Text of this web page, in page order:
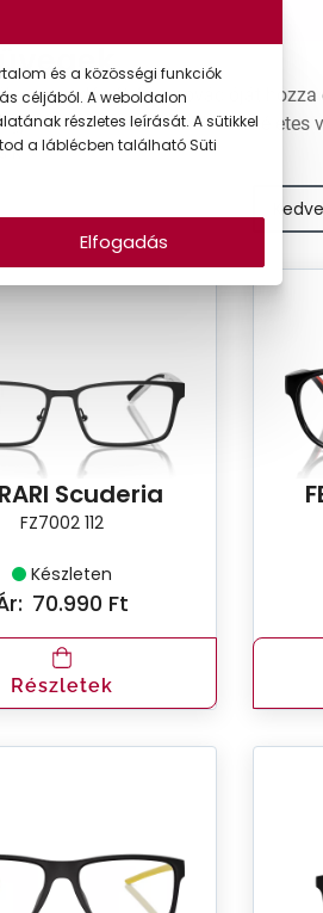
szenvedélyét és innovációját
is biztosítanak – tökéletes
Scuderia
FZ7002 112
Készleten
70.990 Ft
Részletek
és a közösségi funkciók
céljából. A weboldalon
részletes leírását. A sütikkel
a láblécben található Süti
Elfogadás